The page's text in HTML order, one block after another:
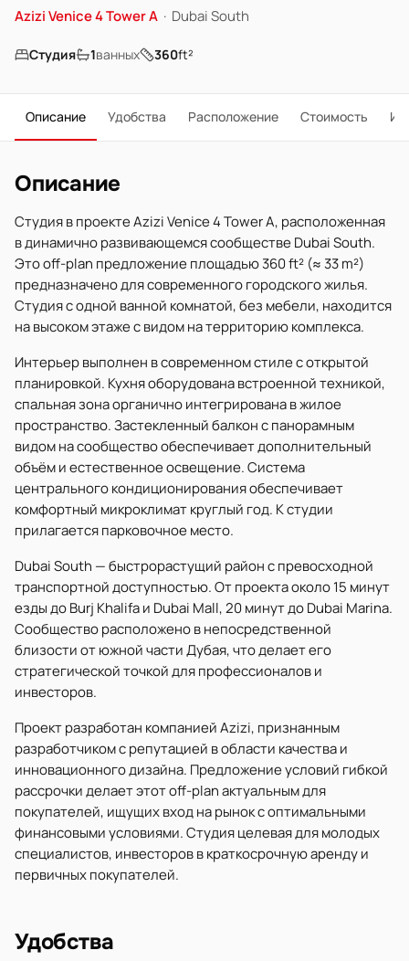
Azizi Venice 4 Tower A · Dubai South
Студия 1ванных 360ft²
Описание Удобства Расположение Стоимость
Описание
Студия в проекте Azizi Venice 4 Tower A, расположенная
в динамично развивающемся сообществе Dubai South.
Это off-plan предложение площадью 360 ft² (≈ 33 m²)
предназначено для современного городского жилья.
Студия с одной ванной комнатой, без мебели, находится
на высоком этаже с видом на территорию комплекса.
Интерьер выполнен в современном стиле с открытой
планировкой. Кухня оборудована встроенной техникой,
спальная зона органично интегрирована в жилое
пространство. Застекленный балкон с панорамным
видом на сообщество обеспечивает дополнительный
объём и естественное освещение. Система
центрального кондиционирования обеспечивает
комфортный микроклимат круглый год. К студии
прилагается парковочное место.
Dubai South — быстрорастущий район с превосходной
транспортной доступностью. От проекта около 15 минут
езды до Burj Khalifa и Dubai Mall, 20 минут до Dubai Marina.
Сообщество расположено в непосредственной
близости от южной части Дубая, что делает его
стратегической точкой для профессионалов и
инвесторов.
Проект разработан компанией Azizi, признанным
разработчиком с репутацией в области качества и
инновационного дизайна. Предложение условий гибкой
рассрочки делает этот off-plan актуальным для
покупателей, ищущих вход на рынок с оптимальными
финансовыми условиями. Студия целевая для молодых
специалистов, инвесторов в краткосрочную аренду и
первичных покупателей.
Удобства